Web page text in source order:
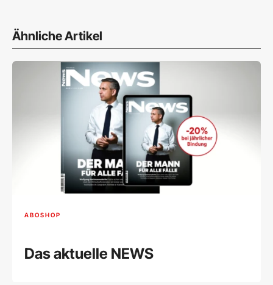
Ähnliche Artikel
ABOSHOP
Das aktuelle NEWS